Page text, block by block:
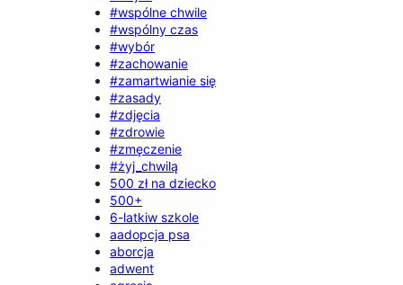
#wspólne chwile
#wspólny czas
#wybór
#zachowanie
#zamartwianie się
#zasady
#zdjęcia
#zdrowie
#zmęczenie
#żyj_chwilą
500 zł na dziecko
500+
6-latkiw szkole
aadopcja psa
aborcja
adwent